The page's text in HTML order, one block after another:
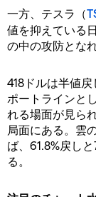
一方、テスラ（
値を抑えている
の中の攻防とな
418ドルは半値
ポートラインと
れる場面が見ら
局面にある。雲
ば、61.8%戻し
る。